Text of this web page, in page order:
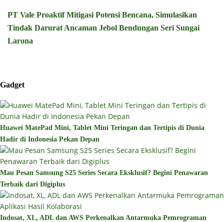
PT Vale Proaktif Mitigasi Potensi Bencana, Simulasikan
Tindak Darurat Ancaman Jebol Bendungan Seri Sungai
Larona
Gadget
Huawei MatePad Mini, Tablet Mini Teringan dan Tertipis di Dunia
Hadir di Indonesia Pekan Depan
Mau Pesan Samsung S25 Series Secara Eksklusif? Begini Penawaran
Terbaik dari Digiplus
Indosat, XL, ADL dan AWS Perkenalkan Antarmuka Pemrograman